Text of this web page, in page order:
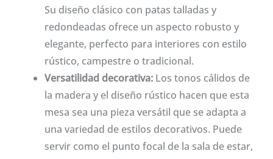
Su diseño clásico con patas talladas y
redondeadas ofrece un aspecto robusto y
elegante, perfecto para interiores con estilo
rústico, campestre o tradicional.
Versatilidad decorativa:Los tonos cálidos de
la madera y el diseño rústico hacen que esta
mesa sea una pieza versátil que se adapta a
una variedad de estilos decorativos. Puede
servir como el punto focal de la sala de estar,